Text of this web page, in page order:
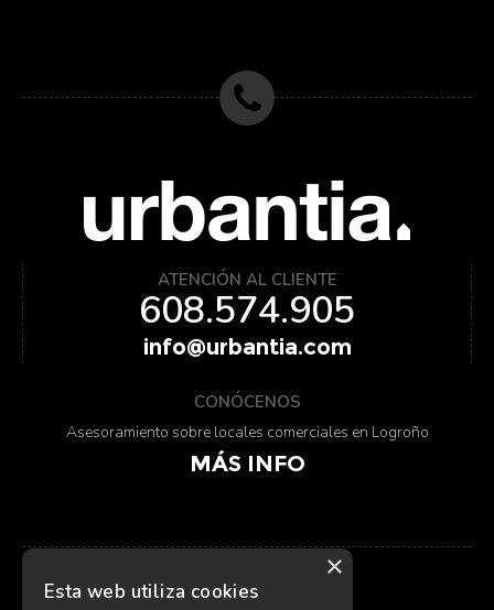
ATENCIÓN AL CLIENTE
608.574.905
info@urbantia.com
CONÓCENOS
Asesoramiento sobre locales comerciales en Logroño
MÁS INFO
×
Esta web utiliza cookies